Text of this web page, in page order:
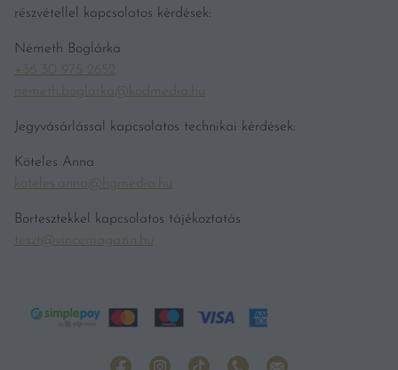
részvétellel kapcsolatos kérdések:
Németh Boglárka
+36 30 975 2652
nemeth.boglarka@kodmedia.hu
Jegyvásárlással kapcsolatos technikai kérdések:
Köteles Anna
koteles.anna@hgmedia.hu
Bortesztekkel kapcsolatos tájékoztatás
teszt@vincemagazin.hu